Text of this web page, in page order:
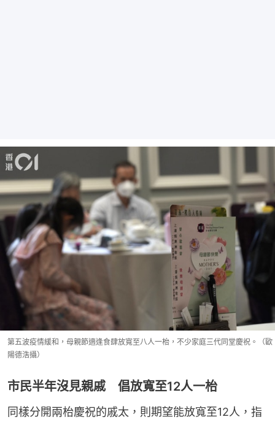
第五波疫情緩和，母親節適逢食肆放寬至八人一枱，不少家庭三代同堂慶祝。（歐
陽德浩攝）
市民半年沒見親戚 倡放寬至12人一枱
同樣分開兩枱慶祝的戚太，則期望能放寬至12人，指